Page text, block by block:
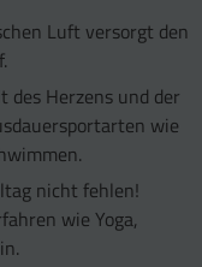
Luft versorgt den
Herzens und der
wie
nicht fehlen!
wie Yoga,